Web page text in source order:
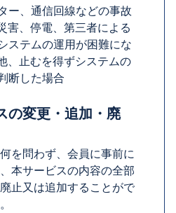
ー、通信回線などの事故
害、停電、第三者による
ステムの運用が困難にな
、止むを得ずシステムの
断した場合
の変更・追加・廃
を問わず、会員に事前に
本サービスの内容の全部
止又は追加することがで